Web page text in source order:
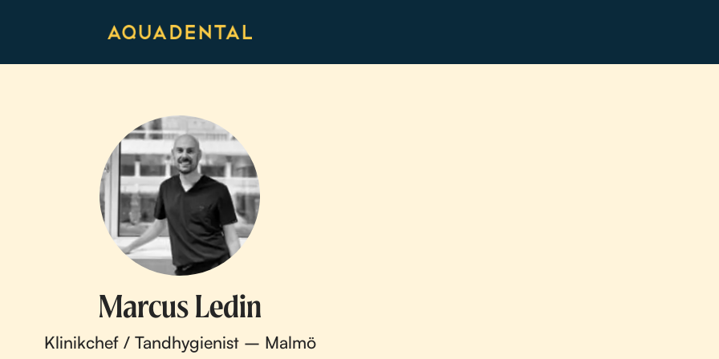
Marcus Ledin
Klinikchef / Tandhygienist – Malmö